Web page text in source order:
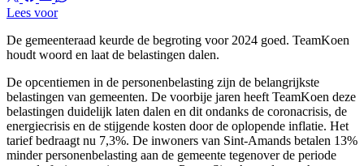
Lees voor
De gemeenteraad keurde de begroting voor 2024 goed. TeamKoen
houdt woord en laat de belastingen dalen.
De opcentiemen in de personenbelasting zijn de belangrijkste
belastingen van gemeenten. De voorbije jaren heeft TeamKoen deze
belastingen duidelijk laten dalen en dit ondanks de coronacrisis, de
energiecrisis en de stijgende kosten door de oplopende inflatie. Het
tarief bedraagt nu 7,3%. De inwoners van Sint-Amands betalen 13%
minder personenbelasting aan de gemeente tegenover de periode